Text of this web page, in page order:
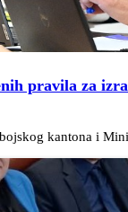
pravila za
kantona i